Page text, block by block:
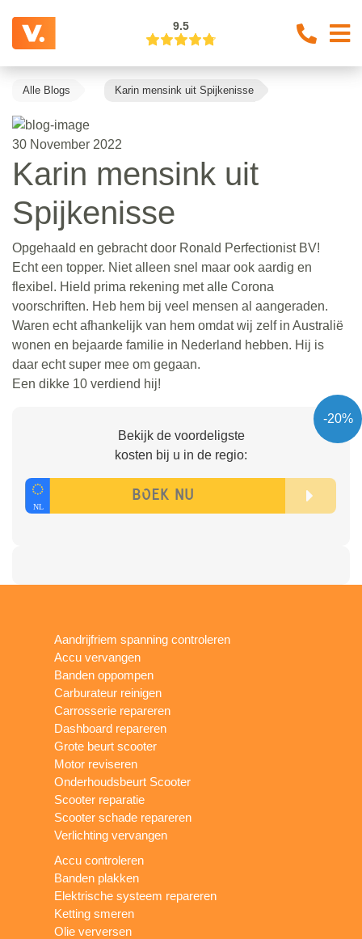
9.5
Alle Blogs Karin mensink uit Spijkenisse
30 November 2022
Karin mensink uit
Spijkenisse
Opgehaald en gebracht door Ronald Perfectionist BV!
Echt een topper. Niet alleen snel maar ook aardig en
flexibel. Hield prima rekening met alle Corona
voorschriften. Heb hem bij veel mensen al aangeraden.
Waren echt afhankelijk van hem omdat wij zelf in Australië
wonen en bejaarde familie in Nederland hebben. Hij is
daar echt super mee om gegaan.
Een dikke 10 verdiend hij!
-20%
Bekijk de voordeligste
kosten bij u in de regio:
Aandrijfriem spanning controleren
Accu vervangen
Banden oppompen
Carburateur reinigen
Carrosserie repareren
Dashboard repareren
Grote beurt scooter
Motor reviseren
Onderhoudsbeurt Scooter
Scooter reparatie
Scooter schade repareren
Verlichting vervangen
Accu controleren
Banden plakken
Elektrische systeem repareren
Ketting smeren
Olie verversen